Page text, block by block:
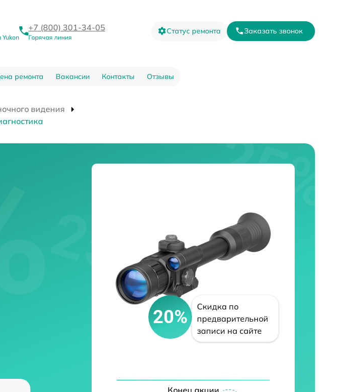
Yukon
+7 (800) 301-34-05
Горячая линия
Статус ремонта Заказать звонок
ремонта Вакансии Контакты Отзывы
видения
20%
Скидка по
предварительной
записи на сайте
Конец акции